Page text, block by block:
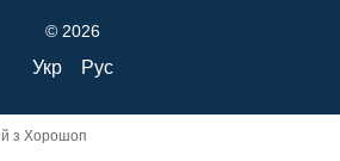
© 2026
Укр Рус
з Хорошоп